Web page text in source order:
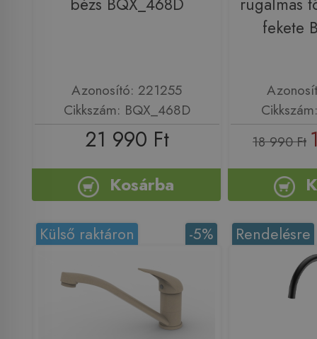
Azonosító: 221255
Cikkszám: BQX_468D
21 990 Ft
Kosárba
fekete
18 990 Ft
-5%
Külső raktáron Rendelésre